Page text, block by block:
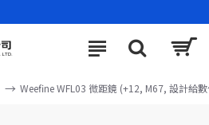
Weefine WFL03 微距鏡 (+12, M67, 設計給